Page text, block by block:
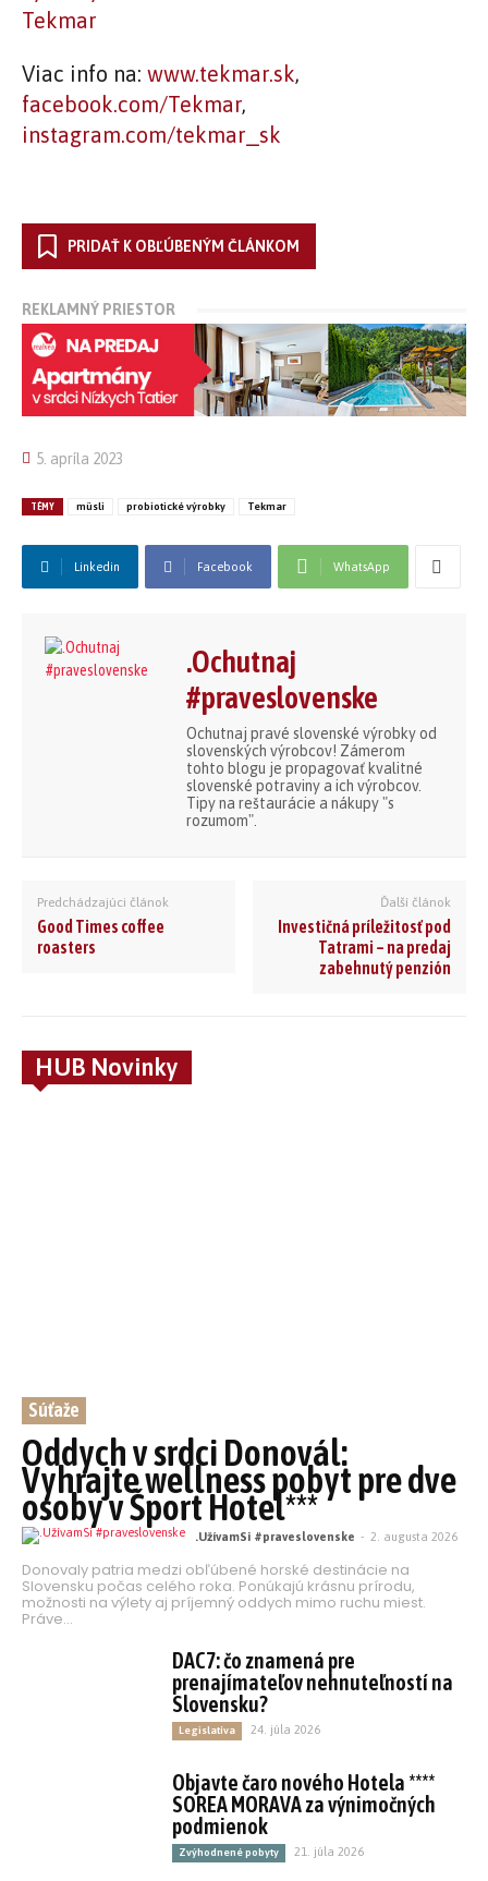
Viac info na: www.tekmar.sk,
facebook.com/Tekmar,
instagram.com/tekmar_sk
PRIDAŤ K OBĽÚBENÝM ČLÁNKOM
REKLAMNÝ PRIESTOR
5. apríla 2023
TÉMY müsli probiotické výrobky Tekmar
Linkedin Facebook WhatsApp
.Ochutnaj
#praveslovenske
Ochutnaj pravé slovenské výrobky od
slovenských výrobcov! Zámerom
tohto blogu je propagovať kvalitné
slovenské potraviny a ich výrobcov.
Tipy na reštaurácie a nákupy "s
rozumom".
Predchádzajúci článok
Good Times coffee
roasters
Ďalší článok
Investičná príležitosť pod
Tatrami – na predaj
zabehnutý penzión
HUB Novinky
Súťaže
Oddych v srdci Donovál:
Vyhrajte wellness pobyt pre dve
osoby v Šport Hotel***
.UžívamSi #praveslovenske - 2. augusta 2026
Donovaly patria medzi obľúbené horské destinácie na
Slovensku počas celého roka. Ponúkajú krásnu prírodu,
možnosti na výlety aj príjemný oddych mimo ruchu miest.
Práve...
DAC7: čo znamená pre
prenajímateľov nehnuteľností na
Slovensku?
Legislatíva 24. júla 2026
Objavte čaro nového Hotela ****
SOREA MORAVA za výnimočných
podmienok
Zvýhodnené pobyty 21. júla 2026